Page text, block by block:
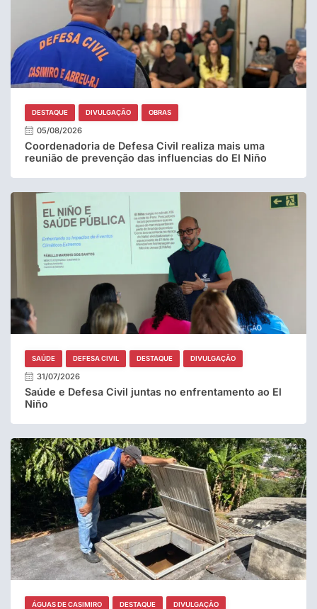
DESTAQUE DIVULGAÇÃO OBRAS
05/08/2026
Coordenadoria de Defesa Civil realiza mais uma
reunião de prevenção das influencias do El Niño
SAÚDE DEFESA CIVIL DESTAQUE DIVULGAÇÃO
31/07/2026
Saúde e Defesa Civil juntas no enfrentamento ao El
Niño
ÁGUAS DE CASIMIRO DESTAQUE DIVULGAÇÃO